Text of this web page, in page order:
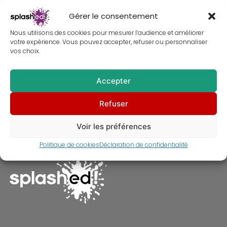
Gérer le consentement
Nous utilisons des cookies pour mesurer l’audience et améliorer
votre expérience. Vous pouvez accepter, refuser ou personnaliser
vos choix.
Accepter
Refuser
Voir les préférences
Politique de cookiesDéclaration de confidentialité
Tableau La Vague – Hokusai
30,00 €